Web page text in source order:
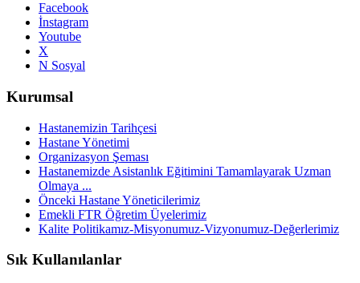
Facebook
İnstagram
Youtube
X
N Sosyal
Kurumsal
Hastanemizin Tarihçesi
Hastane Yönetimi
Organizasyon Şeması
Hastanemizde Asistanlık Eğitimini Tamamlayarak Uzman
Olmaya ...
Önceki Hastane Yöneticilerimiz
Emekli FTR Öğretim Üyelerimiz
Kalite Politikamız-Misyonumuz-Vizyonumuz-Değerlerimiz
Sık Kullanılanlar